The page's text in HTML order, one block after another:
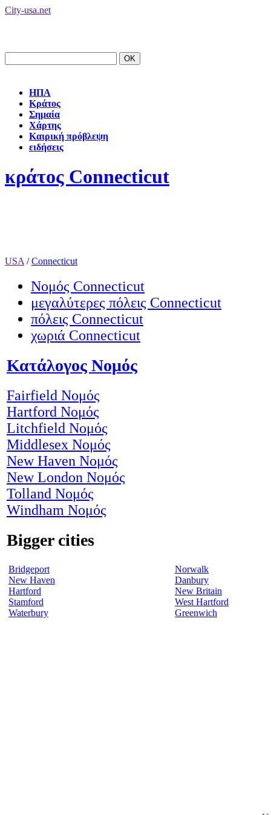
City-usa.net
ΗΠΑ
Κράτος
Σημαία
Χάρτης
Καιρική πρόβλεψη
ειδήσεις
κράτος Connecticut
USA /Connecticut
Νομός Connecticut
μεγαλύτερες πόλεις Connecticut
πόλεις Connecticut
χωριά Connecticut
Κατάλογος Νομός
Fairfield Νομός
Hartford Νομός
Litchfield Νομός
Middlesex Νομός
New Haven Νομός
New London Νομός
Tolland Νομός
Windham Νομός
Bigger cities
Bridgeport
New Haven
Hartford
Stamford
Waterbury
Norwalk
Danbury
New Britain
West Hartford
Greenwich